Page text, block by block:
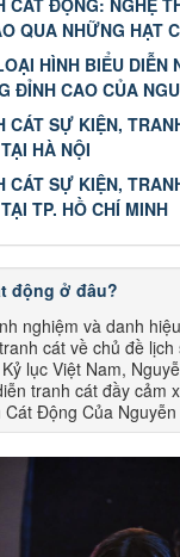
CÁT ĐỘNG: NGHỆ
QUA NHỮNG HẠT
HÌNH BIỂU DIỄN
ĐỈNH CAO CỦA
CÁT SỰ KIỆN,
HÀ NỘI
CÁT SỰ KIỆN,
TP. HỒ CHÍ MINH
động ở đâu?
nghiệm và danh
cát về chủ đề
lục Việt Nam,
tranh cát đầy cảm
Động Của